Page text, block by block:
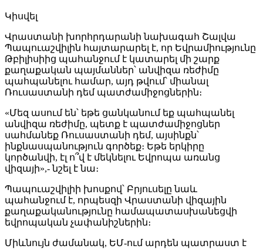
Կիսվել
Վրաստանի խորհրդարանի նախագահ Շալվա
Պապուաշվիլին հայտարարել է, որ Եվրամիությունը
Թբիլիսիից պահանջում է կատարել մի շարք
քաղաքական պայմաններ՝ անվիզա ռեժիմը
պահպանելու համար, այդ թվում՝ միանալ
Ռուսաստանի դեմ պատժամիջոցներին։
«Մեզ ասում են՝ եթե ցանկանում եք պահպանել
անվիզա ռեժիմը, պետք է պատժամիջոցներ
սահմանեք Ռուսաստանի դեմ, այսինքն՝
ինքնասպանություն գործեք։ Եթե երկիրը
կործանվի, էլ ո՞վ է մեկնելու Եվրոպա առանց
վիզայի»,- նշել է նա։
Պապուաշվիլիի խոսքով՝ Բրյուսելը նաև
պահանջում է, որպեսզի Վրաստանի վիզային
քաղաքականությունը համապատասխանեցվի
եվրոպական չափանիշներին։
Միևնույն ժամանակ, ԵՄ-ում արդեն պատրաստ է